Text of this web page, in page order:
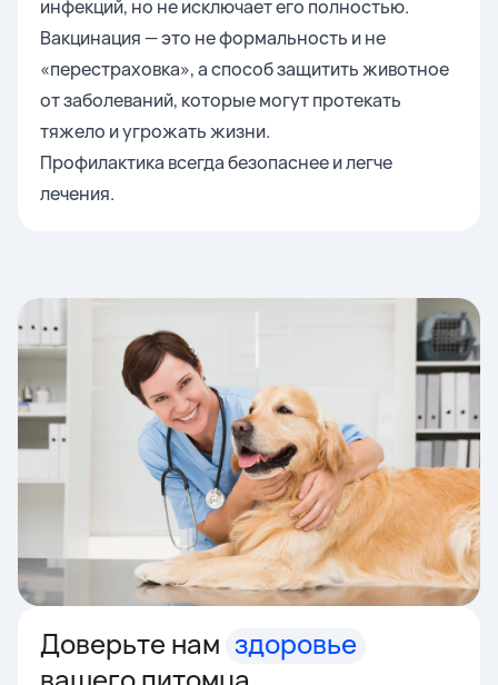
инфекций, но не исключает его полностью.
Вакцинация — это не формальность и не
«перестраховка», а способ защитить животное
от заболеваний, которые могут протекать
тяжело и угрожать жизни.
Профилактика всегда безопаснее и легче
лечения.
Доверьте нам здоровье